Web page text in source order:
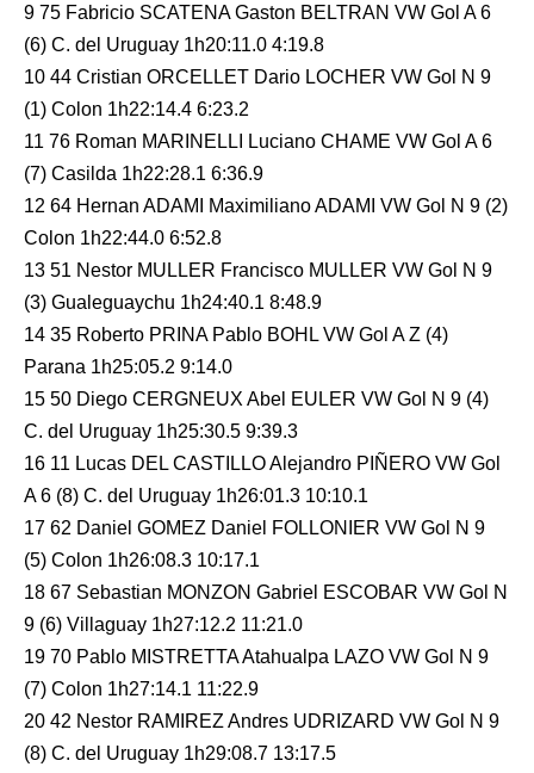
9 75 Fabricio SCATENA Gaston BELTRAN VW Gol A 6
(6) C. del Uruguay 1h20:11.0 4:19.8
10 44 Cristian ORCELLET Dario LOCHER VW Gol N 9
(1) Colon 1h22:14.4 6:23.2
11 76 Roman MARINELLI Luciano CHAME VW Gol A 6
(7) Casilda 1h22:28.1 6:36.9
12 64 Hernan ADAMI Maximiliano ADAMI VW Gol N 9 (2)
Colon 1h22:44.0 6:52.8
13 51 Nestor MULLER Francisco MULLER VW Gol N 9
(3) Gualeguaychu 1h24:40.1 8:48.9
14 35 Roberto PRINA Pablo BOHL VW Gol A Z (4)
Parana 1h25:05.2 9:14.0
15 50 Diego CERGNEUX Abel EULER VW Gol N 9 (4)
C. del Uruguay 1h25:30.5 9:39.3
16 11 Lucas DEL CASTILLO Alejandro PIÑERO VW Gol
A 6 (8) C. del Uruguay 1h26:01.3 10:10.1
17 62 Daniel GOMEZ Daniel FOLLONIER VW Gol N 9
(5) Colon 1h26:08.3 10:17.1
18 67 Sebastian MONZON Gabriel ESCOBAR VW Gol N
9 (6) Villaguay 1h27:12.2 11:21.0
19 70 Pablo MISTRETTA Atahualpa LAZO VW Gol N 9
(7) Colon 1h27:14.1 11:22.9
20 42 Nestor RAMIREZ Andres UDRIZARD VW Gol N 9
(8) C. del Uruguay 1h29:08.7 13:17.5